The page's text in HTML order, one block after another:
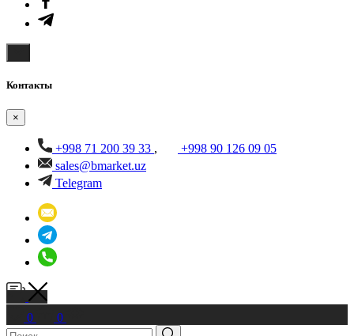
Контакты
×
+998 71 200 39 33 ,
+998 90 126 09 05
sales@bmarket.uz
Telegram
0 0